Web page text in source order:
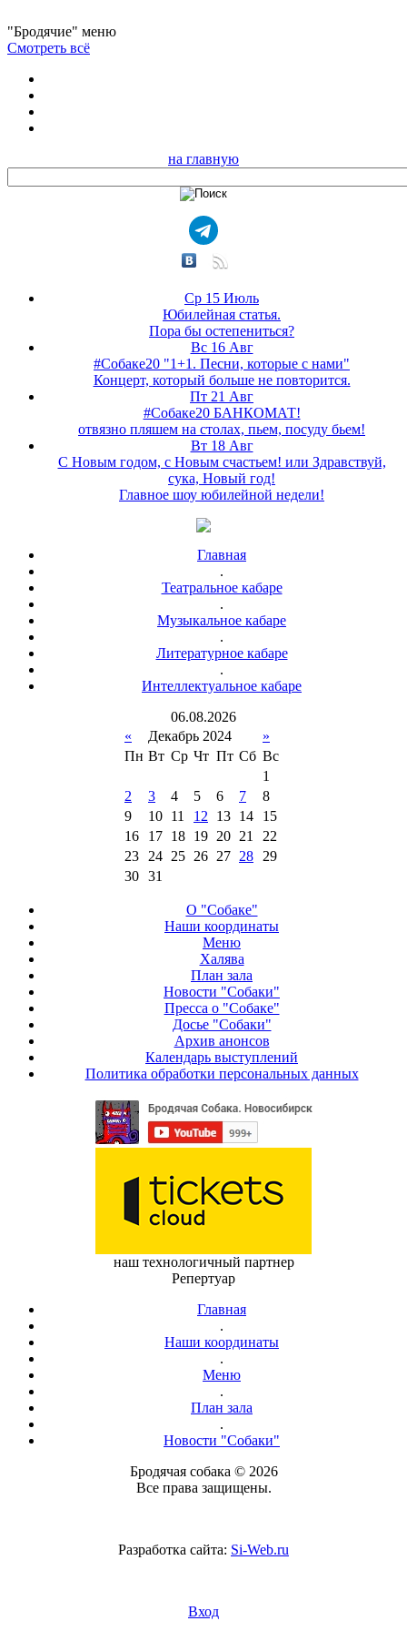
"Бродячие" меню
Смотреть всё
на главную
Ср 15 Июль
Юбилейная статья.
Пора бы остепениться?
Вс 16 Авг
#Собаке20 "1+1. Песни, которые с нами"
Концерт, который больше не повторится.
Пт 21 Авг
#Собаке20 БАНКОМАТ!
отвязно пляшем на столах, пьем, посуду бьем!
Вт 18 Авг
С Новым годом, с Новым счастьем! или Здравствуй,
сука, Новый год!
Главное шоу юбилейной недели!
Главная
.
Театральное кабаре
.
Музыкальное кабаре
.
Литературное кабаре
.
Интеллектуальное кабаре
06.08.2026
«
Декабрь 2024
»
Пн Вт Ср Чт Пт Сб Вс
1
2
3 4 5 6 7
8
9
10 11 12 13 14
15
16
17 18 19 20 21
22
23
24 25 26 27 28
29
30 31
О "Собаке"
Наши координаты
Меню
Халява
План зала
Новости "Собаки"
Пресса о "Собаке"
Досье "Собаки"
Архив анонсов
Календарь выступлений
Политика обработки персональных данных
наш технологичный партнер
Репертуар
Главная
.
Наши координаты
.
Меню
.
План зала
.
Новости "Собаки"
Бродячая собака © 2026
Все права защищены.
Разработка сайта: Si-Web.ru
Вход